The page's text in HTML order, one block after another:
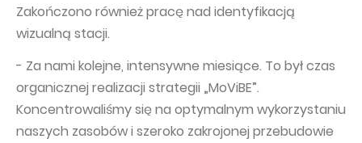
Zakończono również pracę nad identyfikacją
wizualną stacji.
- Za nami kolejne, intensywne miesiące. To był czas
organicznej realizacji strategii „MoViBE”.
Koncentrowaliśmy się na optymalnym wykorzystaniu
naszych zasobów i szeroko zakrojonej przebudowie